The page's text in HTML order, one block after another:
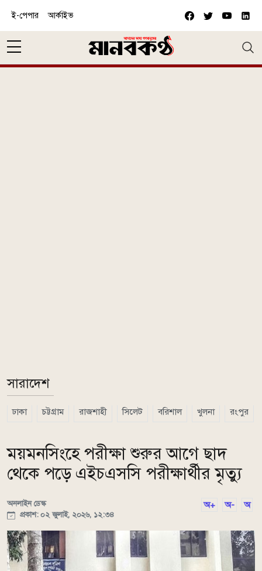
ই-পেপার আর্কাইভ
সারাদেশ
ঢাকা চট্টগ্রাম রাজশাহী সিলেট বরিশাল খুলনা রংপুর
ময়মনসিংহে পরীক্ষা শুরুর আগে ছাদ
থেকে পড়ে এইচএসসি পরীক্ষার্থীর মৃত্যু
অনলাইন ডেস্ক
প্রকাশ: ০২ জুলাই, ২০২৬, ১২:৩৪
অ+ অ- অ